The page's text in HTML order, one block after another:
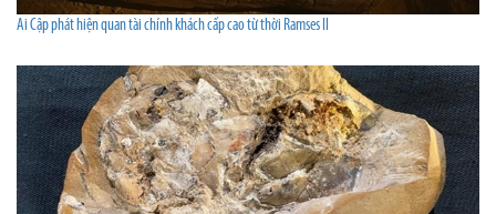
Ai Cập phát hiện quan tài chính khách cấp cao từ thời Ramses II